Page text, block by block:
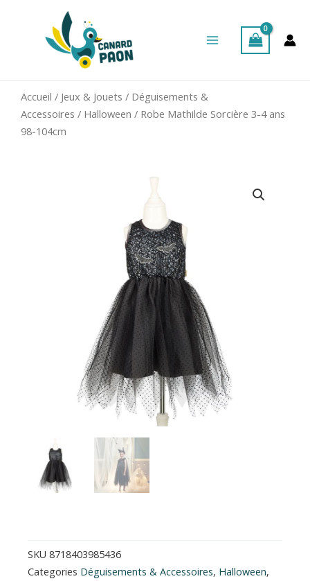
Menu
Accueil / Jeux & Jouets / Déguisements &
Accessoires / Halloween / Robe Mathilde Sorcière 3-4 ans
98-104cm
SKU 8718403985436
Categories Déguisements & Accessoires, Halloween,